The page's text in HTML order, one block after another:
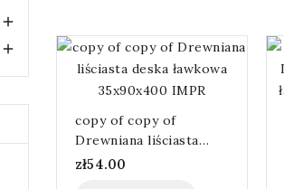


copy of copy of
Drewniana liściasta
deska ławkowa
zł54.00